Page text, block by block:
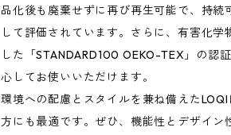
品化後も廃棄せずに再び再生可能で、持続
して評価されています。さらに、有害化学
した「STANDARD100 OEKO-TEX」の認
心してお使いいただけます。
環境への配慮とスタイルを兼ね備えた
方にも最適です。ぜひ、機能性とデザイン